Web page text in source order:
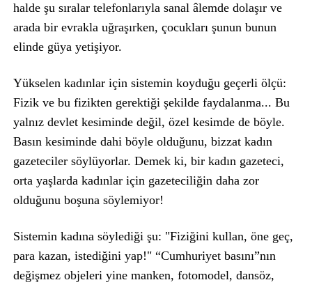
halde şu sıralar telefonlarıyla sanal âlemde dolaşır ve
arada bir evrakla uğraşırken, çocukları şunun bunun
elinde güya yetişiyor.
Yükselen kadınlar için sistemin koyduğu geçerli ölçü:
Fizik ve bu fizikten gerektiği şekilde faydalanma... Bu
yalnız devlet kesiminde değil, özel kesimde de böyle.
Basın kesiminde dahi böyle olduğunu, bizzat kadın
gazeteciler söylüyorlar. Demek ki, bir kadın gazeteci,
orta yaşlarda kadınlar için gazeteciliğin daha zor
olduğunu boşuna söylemiyor!
Sistemin kadına söylediği şu: "Fiziğini kullan, öne geç,
para kazan, istediğini yap!" “Cumhuriyet basını”nın
değişmez objeleri yine manken, fotomodel, dansöz,